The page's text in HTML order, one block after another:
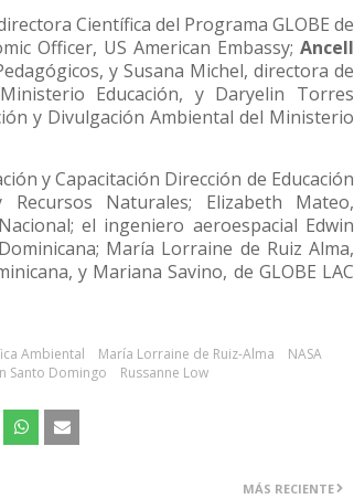
Científica del Programa GLOBE de
Officer, US American Embassy;Ancell
y Susana Michel, directora de
Educación, y Daryelin Torres
y Divulgación Ambiental del Ministerio
y Capacitación Dirección de Educación
Naturales; Elizabeth Mateo,
el ingeniero aeroespacial Edwin
María Lorraine de Ruiz Alma,
y Mariana Savino, de GLOBE LAC
Ambiental María Lorraine de Ruiz-Alma
NASA
Santo Domingo Russanne Low
MÁS RECIENTE